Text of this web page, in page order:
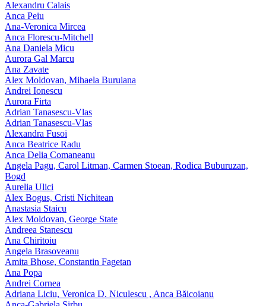
Alexandru Calais
Anca Peiu
Ana-Veronica Mircea
Anca Florescu-Mitchell
Ana Daniela Micu
Aurora Gal Marcu
Ana Zavate
Alex Moldovan, Mihaela Buruiana
Andrei Ionescu
Aurora Firta
Adrian Tanasescu‑Vlas
Adrian Tanasescu-Vlas
Alexandra Fusoi
Anca Beatrice Radu
Anca Delia Comaneanu
Angela Pagu, Carol Litman, Carmen Stoean, Rodica Buburuzan,
Bogd
Aurelia Ulici
Alex Bogus, Cristi Nichitean
Anastasia Staicu
Alex Moldovan, George State
Andreea Stanescu
Ana Chiritoiu
Angela Brasoveanu
Amita Bhose, Constantin Fagetan
Ana Popa
Andrei Cornea
Adriana Liciu, Veronica D. Niculescu , Anca Băicoianu